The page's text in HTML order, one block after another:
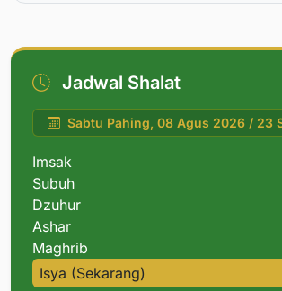
Jadwal Shalat
Sabtu Pahing, 08 Agus 2026 / 23
Imsak
Subuh
Dzuhur
Ashar
Maghrib
Isya (Sekarang)